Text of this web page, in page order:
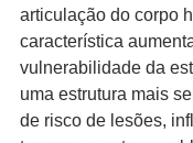
articulação do corpo
característica
vulnerabilidade da
uma estrutura mais
de risco de lesões,